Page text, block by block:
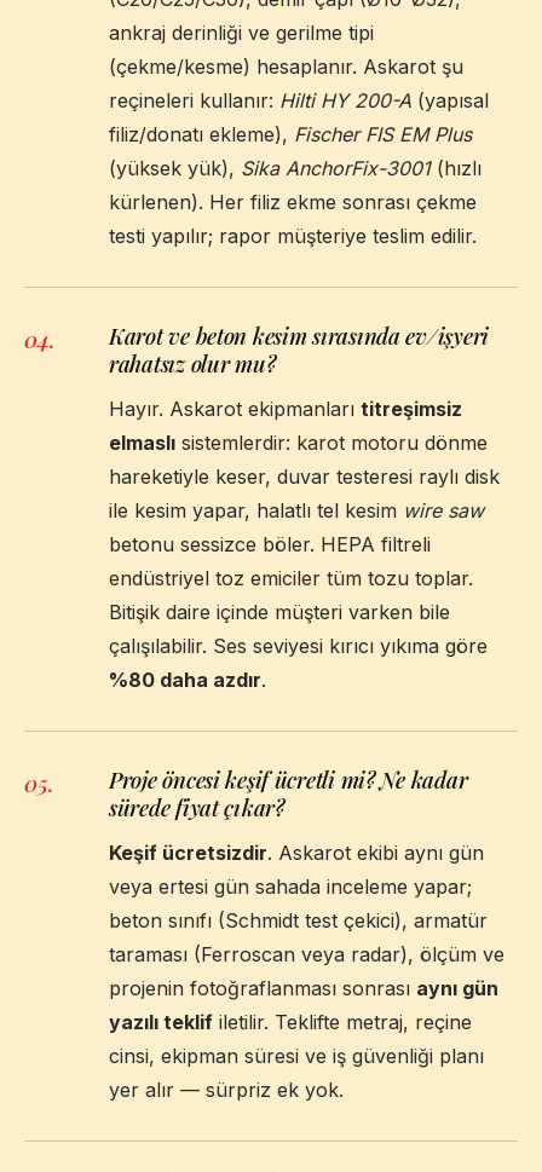
ankraj derinliği ve gerilme tipi
(çekme/kesme) hesaplanır. Askarot şu
reçineleri kullanır: Hilti HY 200-A (yapısal
filiz/donatı ekleme), Fischer FIS EM Plus
(yüksek yük), Sika AnchorFix-3001(hızlı
kürlenen). Her filiz ekme sonrası çekme
testi yapılır; rapor müşteriye teslim edilir.
04.
Karot ve beton kesim sırasında ev/işyeri
rahatsız olur mu?
Hayır. Askarot ekipmanları titreşimsiz
elmaslı sistemlerdir: karot motoru dönme
hareketiyle keser, duvar testeresi raylı disk
ile kesim yapar, halatlı tel kesim wire saw
betonu sessizce böler. HEPA filtreli
endüstriyel toz emiciler tüm tozu toplar.
Bitişik daire içinde müşteri varken bile
çalışılabilir. Ses seviyesi kırıcı yıkıma göre
%80 daha azdır.
05.
Proje öncesi keşif ücretli mi? Ne kadar
sürede fiyat çıkar?
Keşif ücretsizdir. Askarot ekibi aynı gün
veya ertesi gün sahada inceleme yapar;
beton sınıfı (Schmidt test çekici), armatür
taraması (Ferroscan veya radar), ölçüm ve
projenin fotoğraflanması sonrası aynı gün
yazılı teklif iletilir. Teklifte metraj, reçine
cinsi, ekipman süresi ve iş güvenliği planı
yer alır — sürpriz ek yok.